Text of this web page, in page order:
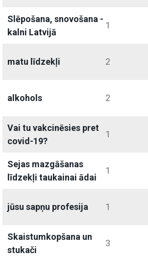
Slēpošana, snovošana -
kalni Latvijā
1
matu līdzekļi 2
alkohols 2
Vai tu vakcinēsies pret
covid-19?
1
Sejas mazgāšanas
līdzekļi taukainai ādai
1
jūsu sapņu profesija 1
Skaistumkopšana un
stukači
3